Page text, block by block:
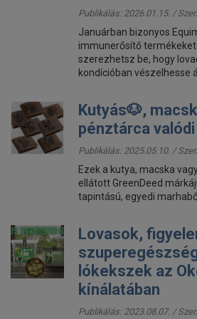
Publikálás: 2026.01.15. /
Januárban bizonyos
immunerősítő termékeket
szerezhetsz be, hogy
kondícióban vészelhesse
Kutyás🐶,
pénztárca valódi
Publikálás: 2025.05.10. /
Ezek a kutya, macska
ellátott GreenDeed
tapintású, egyedi
Lovasok,
lókekszek az
kínálatában
Publikálás: 2023.08.07. /